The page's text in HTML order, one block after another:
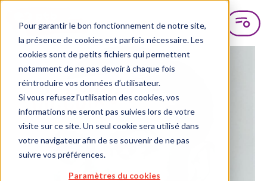
Pour garantir le bon fonctionnement de notre site,
la présence de cookies est parfois nécessaire. Les
cookies sont de petits fichiers qui permettent
notamment de ne pas devoir à chaque fois
réintroduire vos données d’utilisateur.
Si vous refusez l'utilisation des cookies, vos
informations ne seront pas suivies lors de votre
visite sur ce site. Un seul cookie sera utilisé dans
votre navigateur afin de se souvenir de ne pas
suivre vos préférences.
Paramètres du cookies